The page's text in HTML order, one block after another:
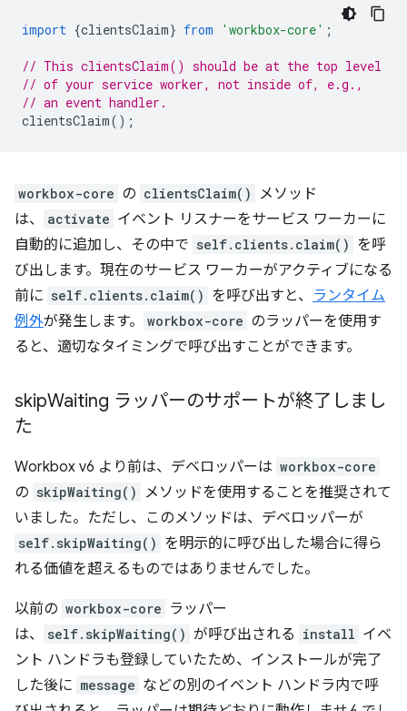
import {clientsClaim} from 'workbox-core' ;
// This clientsClaim() should be at the top level
// of your service worker, not inside of, e.g.,
// an event handler.
clientsClaim();
workbox-core の clientsClaim()
メソッド
は、
activate イベント リスナーをサービス ワーカーに
自動的に追加し、その中で self.clients.claim() を呼
び出します。現在のサービス ワーカーがアクティブになる
前に self.clients.claim() を呼び出すと、 ランタイム
例外が発生します。 workbox-core のラッパーを使用す
ると、適切なタイミングで呼び出すことができます。
skipWaiting ラッパーのサポートが終了しまし
た
Workbox v6 より前は、デベロッパーは workbox-core
の skipWaiting()
メソッドを使用することを推奨されて
いました。ただし、このメソッドは、デベロッパーが
self.skipWaiting() を明示的に呼び出した場合に得ら
れる価値を超えるものではありませんでした。
以前の workbox-core ラッパー
は、
self.skipWaiting() が呼び出される install イベ
ント ハンドラも登録していたため、インストールが完了
した後に message などの別のイベント ハンドラ内で呼